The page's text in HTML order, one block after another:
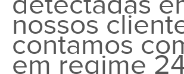
nossos
contamos
em regime